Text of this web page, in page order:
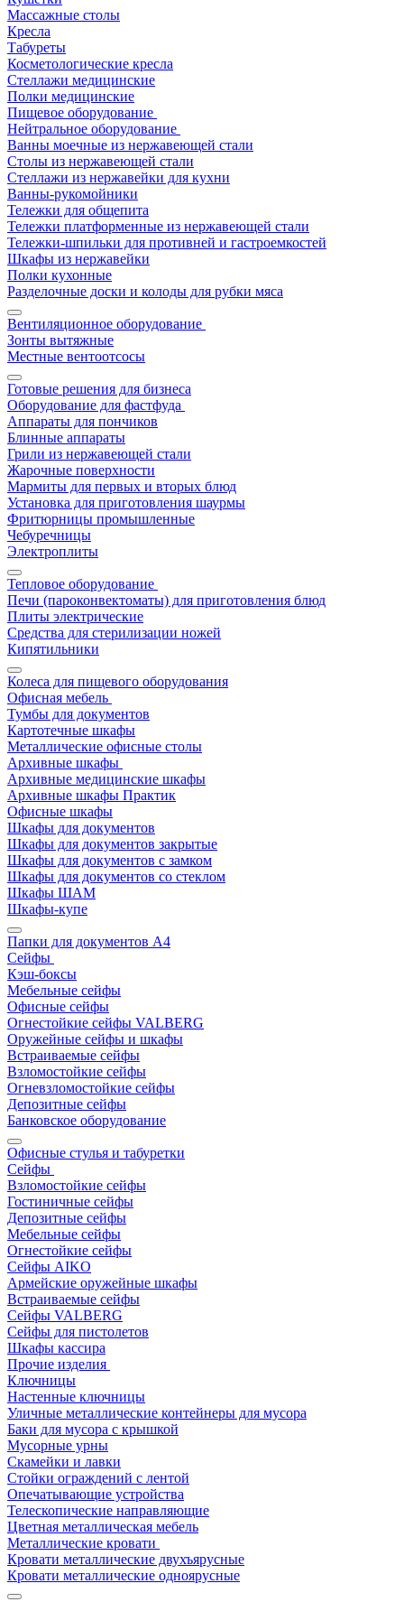
Массажные столы
Кресла
Табуреты
Косметологические кресла
Стеллажи медицинские
Полки медицинские
Пищевое оборудование
Нейтральное оборудование
Ванны моечные из нержавеющей стали
Столы из нержавеющей стали
Стеллажи из нержавейки для кухни
Ванны-рукомойники
Тележки для общепита
Тележки платформенные из нержавеющей стали
Тележки-шпильки для противней и гастроемкостей
Шкафы из нержавейки
Полки кухонные
Разделочные доски и колоды для рубки мяса
Вентиляционное оборудование
Зонты вытяжные
Местные вентоотсосы
Готовые решения для бизнеса
Оборудование для фастфуда
Аппараты для пончиков
Блинные аппараты
Грили из нержавеющей стали
Жарочные поверхности
Мармиты для первых и вторых блюд
Установка для приготовления шаурмы
Фритюрницы промышленные
Чебуречницы
Электроплиты
Тепловое оборудование
Печи (пароконвектоматы) для приготовления блюд
Плиты электрические
Средства для стерилизации ножей
Кипятильники
Колеса для пищевого оборудования
Офисная мебель
Тумбы для документов
Картотечные шкафы
Металлические офисные столы
Архивные шкафы
Архивные медицинские шкафы
Архивные шкафы Практик
Офисные шкафы
Шкафы для документов
Шкафы для документов закрытые
Шкафы для документов с замком
Шкафы для документов со стеклом
Шкафы ШАМ
Шкафы-купе
Папки для документов A4
Сейфы
Кэш-боксы
Мебельные сейфы
Офисные сейфы
Огнестойкие сейфы VALBERG
Оружейные сейфы и шкафы
Встраиваемые сейфы
Взломостойкие сейфы
Огневзломостойкие сейфы
Депозитные сейфы
Банковское оборудование
Офисные стулья и табуретки
Сейфы
Взломостойкие сейфы
Гостиничные сейфы
Депозитные сейфы
Мебельные сейфы
Огнестойкие сейфы
Сейфы AIKO
Армейские оружейные шкафы
Встраиваемые сейфы
Сейфы VALBERG
Сейфы для пистолетов
Шкафы кассира
Прочие изделия
Ключницы
Настенные ключницы
Уличные металлические контейнеры для мусора
Баки для мусора с крышкой
Мусорные урны
Скамейки и лавки
Стойки ограждений с лентой
Опечатывающие устройства
Телескопические направляющие
Цветная металлическая мебель
Металлические кровати
Кровати металлические двухъярусные
Кровати металлические одноярусные